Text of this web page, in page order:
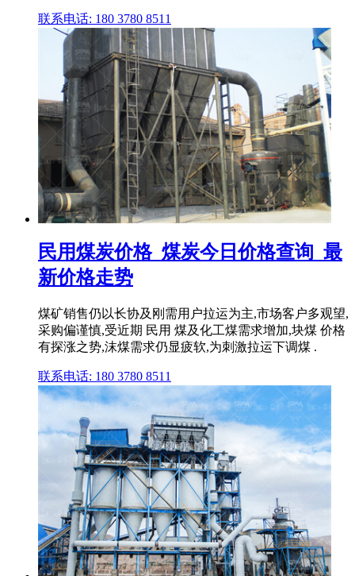
联系电话: 180 3780 8511
民用煤炭价格_煤炭今日价格查询_最
新价格走势
煤矿销售仍以长协及刚需用户拉运为主,市场客户多观望,
采购偏谨慎,受近期 民用 煤及化工煤需求增加,块煤 价格
有探涨之势,沫煤需求仍显疲软,为刺激拉运下调煤 .
联系电话: 180 3780 8511